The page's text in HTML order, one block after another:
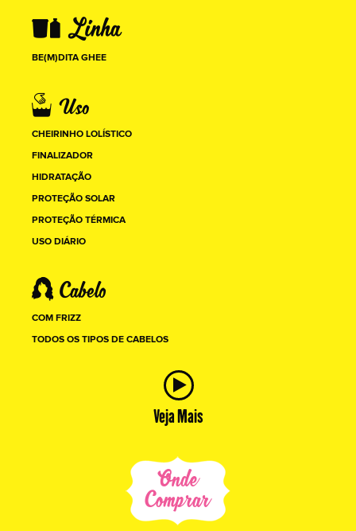
BE(M)DITA GHEE
CHEIRINHO LOLÍSTICO
FINALIZADOR
HIDRATAÇÃO
PROTEÇÃO SOLAR
PROTEÇÃO TÉRMICA
USO DIÁRIO
COM FRIZZ
TODOS OS TIPOS DE CABELOS
Veja Mais
Onde
Comprar